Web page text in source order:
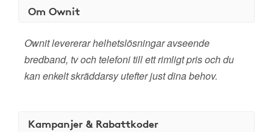
Om Ownit
Ownit levererar helhetslösningar avseende
bredband, tv och telefoni till ett rimligt pris och du
kan enkelt skräddarsy utefter just dina behov.
Kampanjer & Rabattkoder